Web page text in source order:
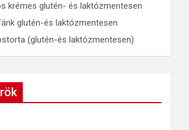
krémes glutén- és laktózmentesen
glutén-és laktózmentesen
(glutén-és laktózmentesen)